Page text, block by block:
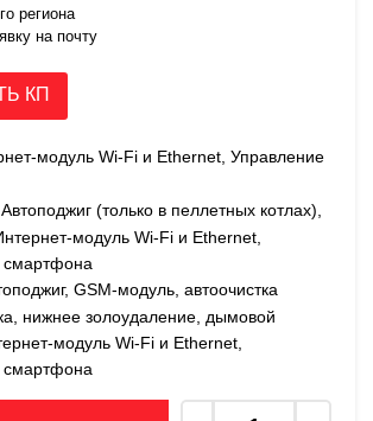
региона
на почту
КП
модуль Wi-Fi и Ethernet, Управление
(только в пеллетных котлах),
модуль Wi-Fi и Ethernet,
смартфона
GSM-модуль, автоочистка
нижнее золоудаление, дымовой
модуль Wi-Fi и Ethernet,
смартфона